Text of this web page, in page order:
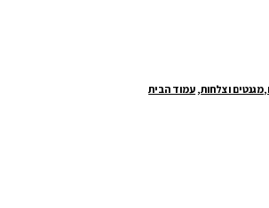
וצלחות, עמוד הבית